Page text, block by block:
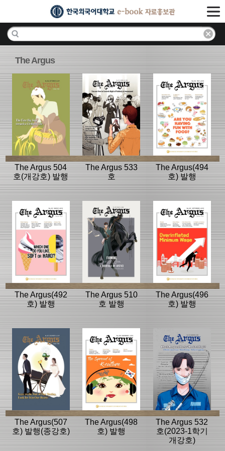
The Argus
The Argus 504
호(개강호) 발행
The Argus 533
호
The Argus(494
호) 발행
The Argus(492
호) 발행
The Argus 510
호 발행
The Argus(496
호) 발행
The Argus(507
호) 발행(종강호)
The Argus(498
호) 발행
The Argus 532
호(2023-1학기
개강호)